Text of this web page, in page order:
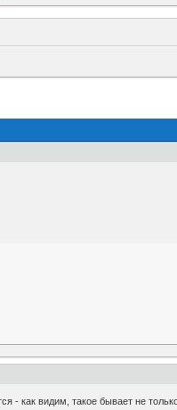
- как видим, такое бывает не